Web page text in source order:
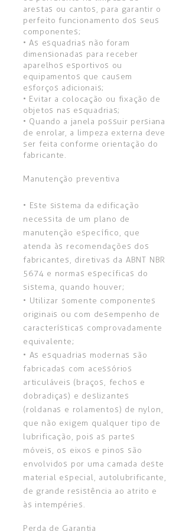
arestas ou cantos, para garantir o
perfeito funcionamento dos seus
componentes;
• As esquadrias não foram
dimensionadas para receber
aparelhos esportivos ou
equipamentos que causem
esforços adicionais;
• Evitar a colocação ou fixação de
objetos nas esquadrias;
• Quando a janela possuir persiana
de enrolar, a limpeza externa deve
ser feita conforme orientação do
fabricante.
Manutenção preventiva
• Este sistema da edificação
necessita de um plano de
manutenção específico, que
atenda às recomendações dos
fabricantes, diretivas da ABNT NBR
5674 e normas específicas do
sistema, quando houver;
• Utilizar somente componentes
originais ou com desempenho de
características comprovadamente
equivalente;
• As esquadrias modernas são
fabricadas com acessórios
articuláveis (braços, fechos e
dobradiças) e deslizantes
(roldanas e rolamentos) de nylon,
que não exigem qualquer tipo de
lubrificação, pois as partes
móveis, os eixos e pinos são
envolvidos por uma camada deste
material especial, autolubrificante,
de grande resistência ao atrito e
às intempéries.
Perda de Garantia